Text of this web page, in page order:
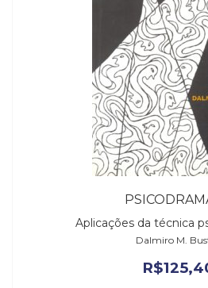
Aplicações da técnica
Dalmiro M.
R$